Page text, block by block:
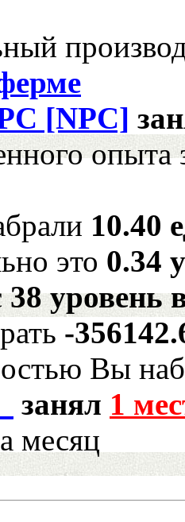
[NPC]
опыта
10.40
это 0.34
38 уровень
-
Вы
занял 1
месяц